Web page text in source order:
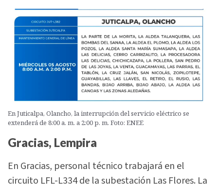
En Juticalpa, Olancho, la interrupción del servicio eléctrico se
extenderá de 8:00 a. m. a 2:00 p. m. Foto: ENEE
Gracias, Lempira
En Gracias, personal técnico trabajará en el
circuito LFL-L334 de la subestación Las Flores. La